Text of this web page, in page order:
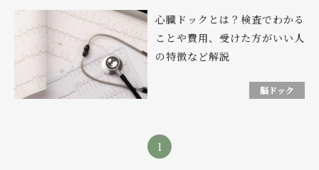
心臓ドックとは？検査でわかる
ことや費用、受けた方がいい人
の特徴など解説
脳ドック
1